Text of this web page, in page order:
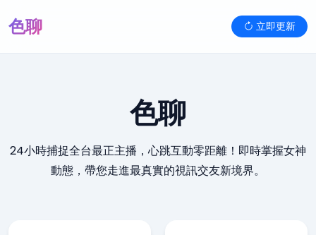
色聊 立即更新
色聊
24小時捕捉全台最正主播，心跳互動零距離！即時掌握女神
動態，帶您走進最真實的視訊交友新境界。